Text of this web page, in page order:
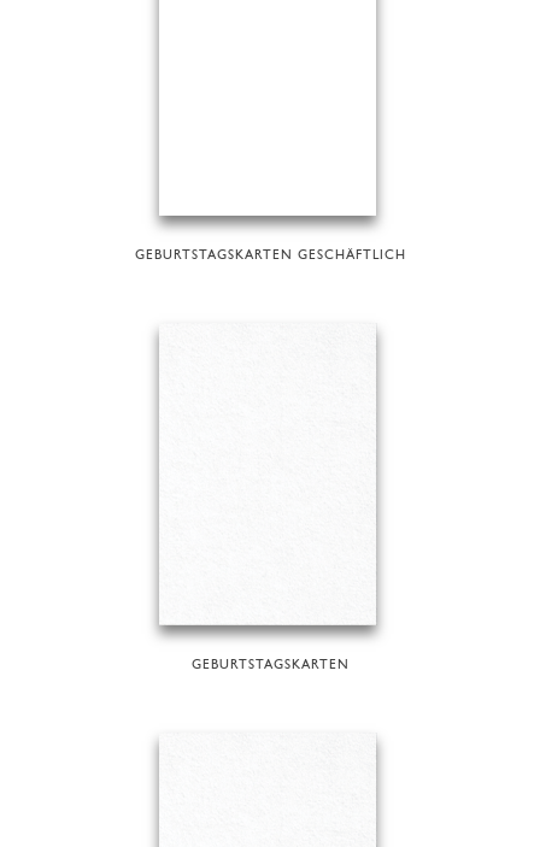
GEBURTSTAGSKARTEN GESCHÄFTLICH
GEBURTSTAGSKARTEN